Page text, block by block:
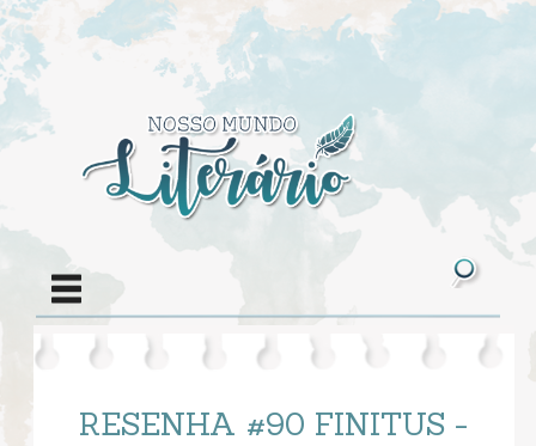
RESENHA #90 FINITUS -